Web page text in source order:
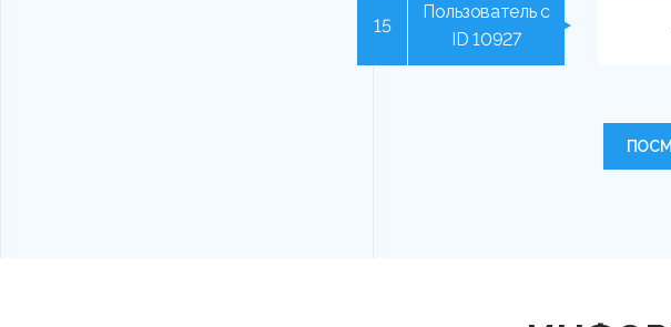
15
Пользователь с
ID 10927